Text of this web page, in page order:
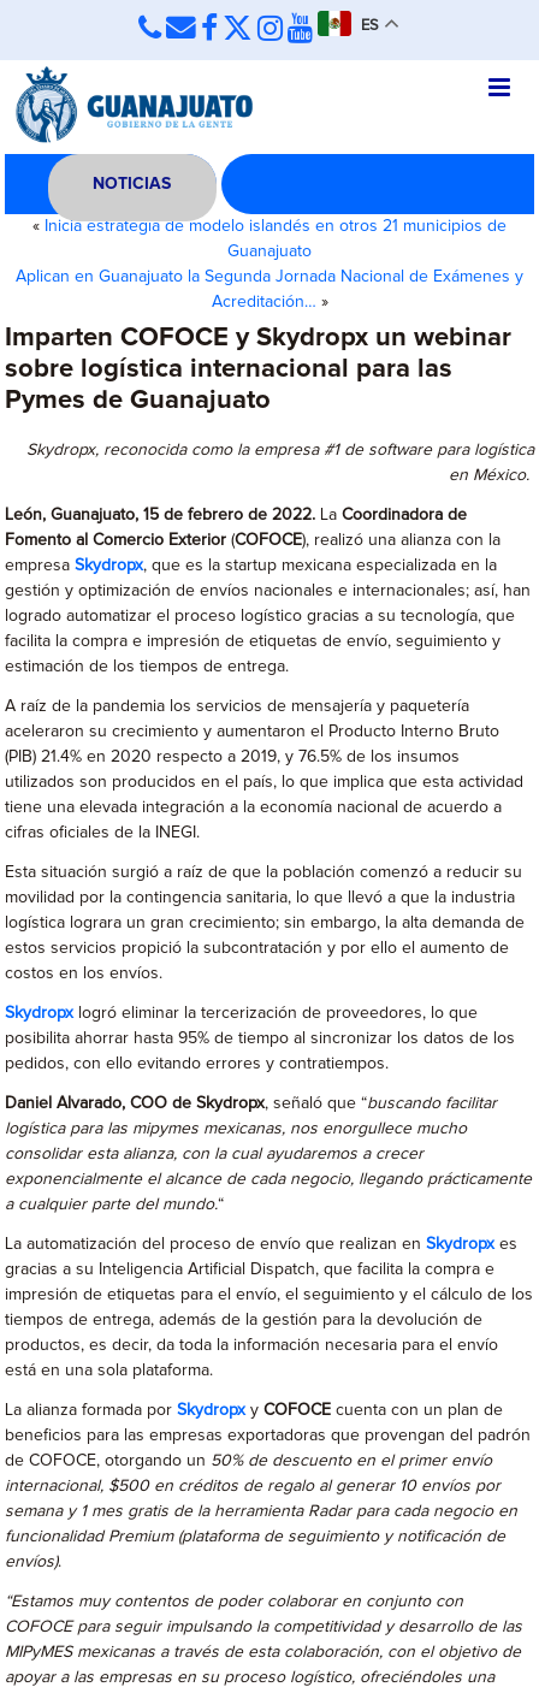
ES
NOTICIAS
« Inicia estrategia de modelo islandés en otros 21 municipios de
Guanajuato
Aplican en Guanajuato la Segunda Jornada Nacional de Exámenes y
Acreditación… »
Imparten COFOCE y Skydropx un webinar
sobre logística internacional para las
Pymes de Guanajuato
Skydropx, reconocida como la empresa #1 de software para logística
en México.
León, Guanajuato, 15 de febrero de 2022. LaCoordinadora de
Fomento al Comercio Exterior (COFOCE), realizó una alianza con la
empresaSkydropx, que es la startup mexicana especializada en la
gestión y optimización de envíos nacionales e internacionales; así, han
logrado automatizar el proceso logístico gracias a su tecnología, que
facilita la compra e impresión de etiquetas de envío, seguimiento y
estimación de los tiempos de entrega.
A raíz de la pandemia los servicios de mensajería y paquetería
aceleraron su crecimiento y aumentaron el Producto Interno Bruto
(PIB) 21.4% en 2020 respecto a 2019, y 76.5% de los insumos
utilizados son producidos en el país, lo que implica que esta actividad
tiene una elevada integración a la economía nacional de acuerdo a
cifras oficiales de la INEGI.
Esta situación surgió a raíz de que la población comenzó a reducir su
movilidad por la contingencia sanitaria, lo que llevó a que la industria
logística lograra un gran crecimiento; sin embargo, la alta demanda de
estos servicios propició la subcontratación y por ello el aumento de
costos en los envíos.
Skydropxlogró eliminar la tercerización de proveedores, lo que
posibilita ahorrar hasta 95% de tiempo al sincronizar los datos de los
pedidos, con ello evitando errores y contratiempos.
Daniel Alvarado, COO de Skydropx, señaló que “buscando facilitar
logística para las mipymes mexicanas, nos enorgullece mucho
consolidar esta alianza, con la cual ayudaremos a crecer
exponencialmente el alcance de cada negocio, llegando prácticamente
a cualquier parte del mundo.“
La automatización del proceso de envío que realizan enSkydropxes
gracias a su Inteligencia Artificial Dispatch, que facilita la compra e
impresión de etiquetas para el envío, el seguimiento y el cálculo de los
tiempos de entrega, además de la gestión para la devolución de
productos, es decir, da toda la información necesaria para el envío
está en una sola plataforma.
La alianza formada porSkydropxyCOFOCE cuenta con un plan de
beneficios para las empresas exportadoras que provengan del padrón
de COFOCE, otorgando un 50% de descuento en el primer envío
internacional, $500 en créditos de regalo al generar 10 envíos por
semana y 1 mes gratis de la herramienta Radar para cada negocio en
funcionalidad Premium (plataforma de seguimiento y notificación de
envíos).
“Estamos muy contentos de poder colaborar en conjunto con
COFOCE para seguir impulsando la competitividad y desarrollo de las
MIPyMES mexicanas a través de esta colaboración, con el objetivo de
apoyar a las empresas en su proceso logístico, ofreciéndoles una